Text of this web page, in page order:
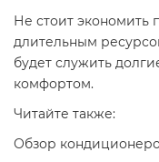
Не стоит экономить
длительным
будет служить
комфортом.
Читайте также:
Обзор